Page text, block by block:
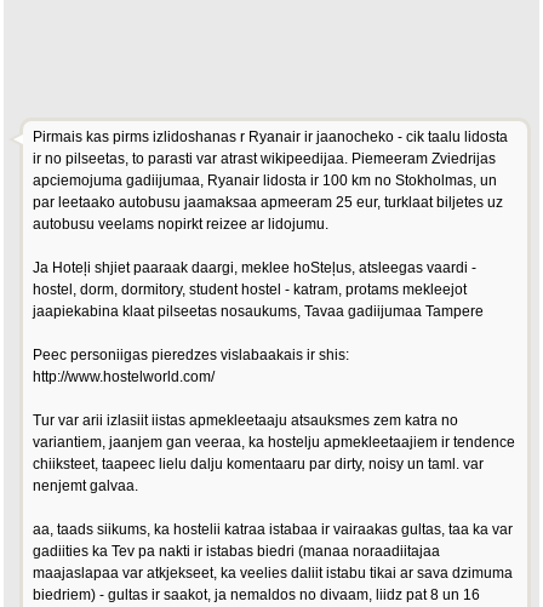
Pirmais kas pirms izlidoshanas r Ryanair ir jaanocheko - cik taalu lidosta
ir no pilseetas, to parasti var atrast wikipeedijaa. Piemeeram Zviedrijas
apciemojuma gadiijumaa, Ryanair lidosta ir 100 km no Stokholmas, un
par leetaako autobusu jaamaksaa apmeeram 25 eur, turklaat biljetes uz
autobusu veelams nopirkt reizee ar lidojumu.
Ja Hoteļi shjiet paaraak daargi, meklee hoSteļus, atsleegas vaardi -
hostel, dorm, dormitory, student hostel - katram, protams mekleejot
jaapiekabina klaat pilseetas nosaukums, Tavaa gadiijumaa Tampere
Peec personiigas pieredzes vislabaakais ir shis:
http://www.hostelworld.com/
Tur var arii izlasiit iistas apmekleetaaju atsauksmes zem katra no
variantiem, jaanjem gan veeraa, ka hostelju apmekleetaajiem ir tendence
chiiksteet, taapeec lielu dalju komentaaru par dirty, noisy un taml. var
nenjemt galvaa.
aa, taads siikums, ka hostelii katraa istabaa ir vairaakas gultas, taa ka var
gadiities ka Tev pa nakti ir istabas biedri (manaa noraadiitajaa
maajaslapaa var atkjekseet, ka veelies daliit istabu tikai ar sava dzimuma
biedriem) - gultas ir saakot, ja nemaldos no divaam, liidz pat 8 un 16